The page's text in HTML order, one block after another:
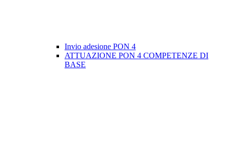
Invio adesione PON 4
ATTUAZIONE PON 4 COMPETENZE DI
BASE